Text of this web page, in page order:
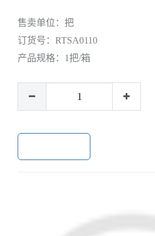
售卖单位： 把
订货号： RTSA0110
产品规格： 1把/箱